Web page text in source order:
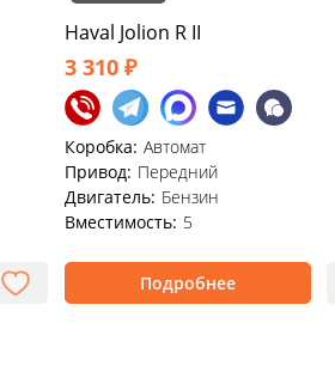
Haval Jolion R II
3 310 ₽
Коробка: Автомат
Привод: Передний
Двигатель: Бензин
Вместимость: 5
Подробнее